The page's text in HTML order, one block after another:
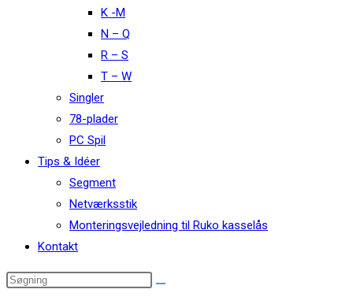
K -M
N – Q
R – S
T – W
Singler
78-plader
PC Spil
Tips & Idéer
Segment
Netværksstik
Monteringsvejledning til Ruko kasselås
Kontakt